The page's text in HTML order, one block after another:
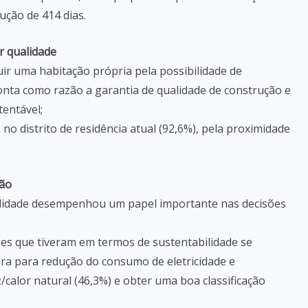
de 414 dias.
qualidade
uma habitação própria pela possibilidade de
como razão a garantia de qualidade de construção e
distrito de residência atual (92,6%), pela proximidade
desempenhou um papel importante nas decisões
que tiveram em termos de sustentabilidade se
para redução do consumo de eletricidade e
natural (46,3%) e obter uma boa classificação